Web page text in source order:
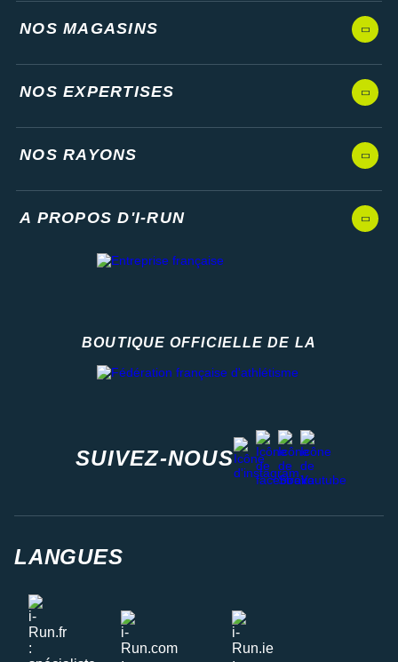
NOS MAGASINS
NOS EXPERTISES
NOS RAYONS
A PROPOS D'I-RUN
BOUTIQUE OFFICIELLE DE LA
SUIVEZ-NOUS
instagram
facebook
stravayoutube
LANGUES